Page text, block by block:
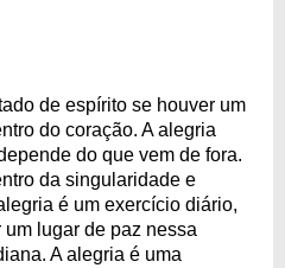
de espírito se houver um
do coração. A alegria
do que vem de fora.
da singularidade e
é um exercício diário,
lugar de paz nessa
A alegria é uma